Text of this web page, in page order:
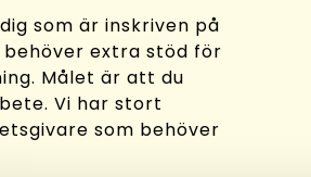
som är inskriven på
behöver extra stöd för
Målet är att du
Vi har stort
som behöver